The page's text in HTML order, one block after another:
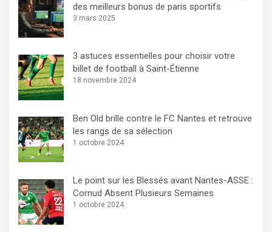
des meilleurs bonus de paris sportifs
3 mars 2025
3 astuces essentielles pour choisir votre
billet de football à Saint-Étienne
18 novembre 2024
Ben Old brille contre le FC Nantes et retrouve
les rangs de sa sélection
1 octobre 2024
Le point sur les Blessés avant Nantes-ASSE :
Cornud Absent Plusieurs Semaines
1 octobre 2024